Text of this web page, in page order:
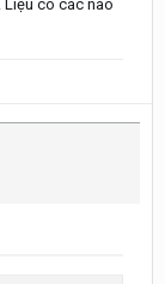
có các nào